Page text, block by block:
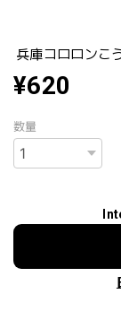
兵庫コロロンこ
¥620
数量